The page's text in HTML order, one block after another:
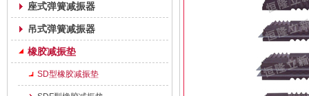
座式弹簧减振器
吊式弹簧减振器
橡胶减振垫
SD型橡胶减振垫